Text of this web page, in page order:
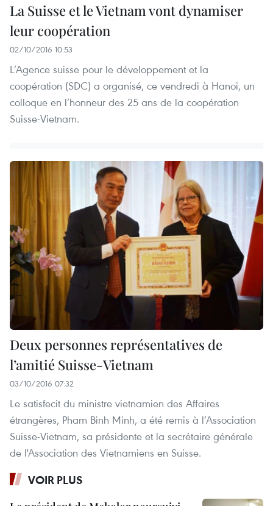
La Suisse et le Vietnam vont dynamiser
leur coopération
02/10/2016 10:53
L’Agence suisse pour le développement et la
coopération (SDC) a organisé, ce vendredi à Hanoi, un
colloque en l’honneur des 25 ans de la coopération
Suisse-Vietnam.
Deux personnes représentatives de
l’amitié Suisse-Vietnam
03/10/2016 07:32
Le satisfecit du ministre vietnamien des Affaires
étrangères, Pham Binh Minh, a été remis à l’Association
Suisse-Vietnam, sa présidente et la secrétaire générale
de l'Association des Vietnamiens en Suisse.
VOIR PLUS